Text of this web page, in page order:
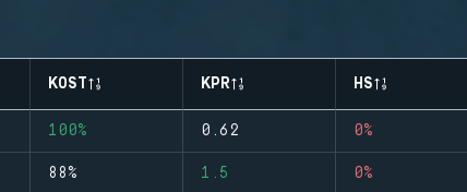
KOST KPR HS
100% 0.62 0%
88% 1.5 0%